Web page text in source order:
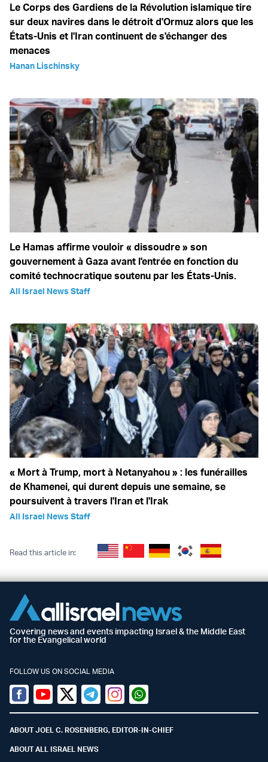
Le Corps des Gardiens de la Révolution islamique tire
sur deux navires dans le détroit d'Ormuz alors que les
États-Unis et l'Iran continuent de s'échanger des
menaces
Hanan Lischinsky
Le Hamas affirme vouloir « dissoudre » son
gouvernement à Gaza avant l'entrée en fonction du
comité technocratique soutenu par les États-Unis.
All Israel News Staff
« Mort à Trump, mort à Netanyahou » : les funérailles
de Khamenei, qui durent depuis une semaine, se
poursuivent à travers l'Iran et l'Irak
All Israel News Staff
Read this article in:
Covering news and events impacting Israel & the Middle East
for the Evangelical world
FOLLOW US ON SOCIAL MEDIA
Facebook
YoutubeTwitter (X)
TelegramInstagramWhatsapp
ABOUT JOEL C. ROSENBERG, EDITOR-IN-CHIEF
ABOUT ALL ISRAEL NEWS